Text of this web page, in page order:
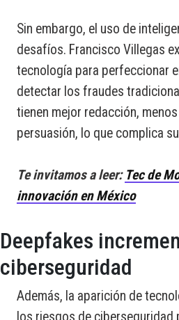
Sin embargo, el uso de
desafíos. Francisco Villegas
tecnología para perfeccionar
detectar los fraudes
tienen mejor redacción,
persuasión, lo que complica
Te invitamos a leer: Tec de
innovación en México
Deepfakes
ciberseguridad
Además, la aparición de
los riesgos de